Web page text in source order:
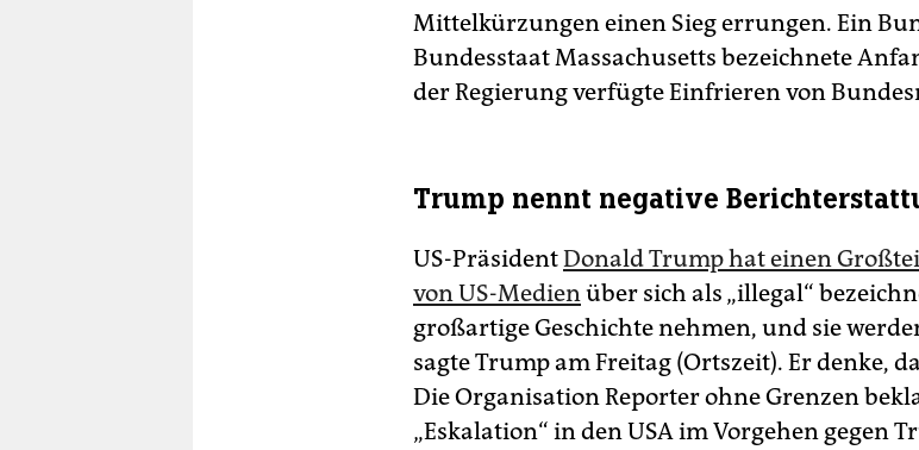
Mittelkürzungen einen Sieg errungen. Ein
Bundesstaat Massachusetts bezeichnete
der Regierung verfügte Einfrieren von
Trump nennt negative
US-PräsidentDonald Trump hat einen
von US-Medienüber sich als „illegal“
großartige Geschichte nehmen, und sie
sagte Trump am Freitag (Ortszeit). Er denke,
Die Organisation Reporter ohne Grenzen
„Eskalation“ in den USA im Vorgehen gegen